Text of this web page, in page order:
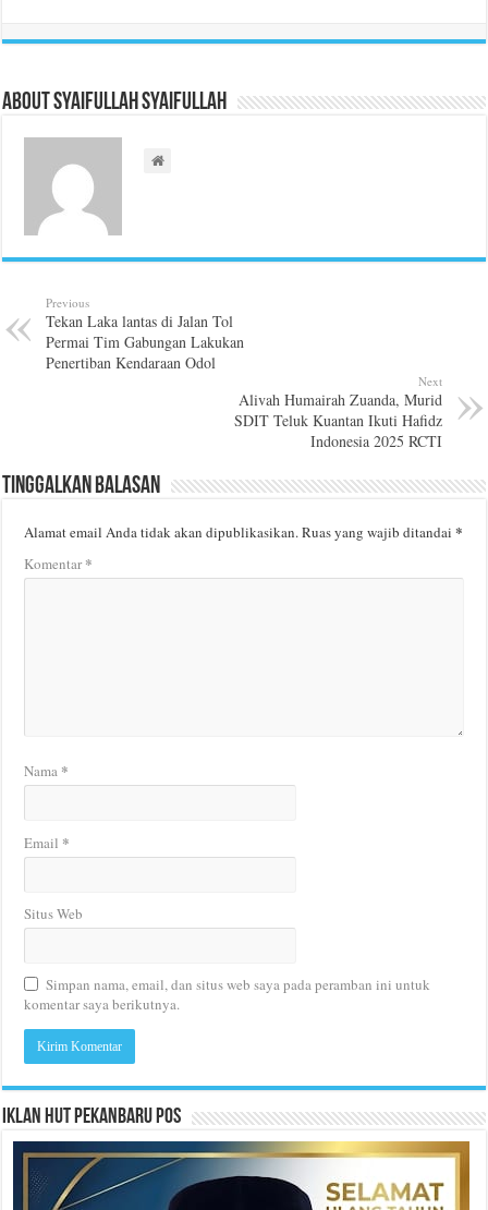
About Syaifullah Syaifullah
Previous
Tekan Laka lantas di Jalan Tol
Permai Tim Gabungan Lakukan
Penertiban Kendaraan Odol
Next
Alivah Humairah Zuanda, Murid
SDIT Teluk Kuantan Ikuti Hafidz
Indonesia 2025 RCTI
Tinggalkan Balasan
Alamat email Anda tidak akan dipublikasikan.Ruas yang wajib ditandai*
Komentar*
Nama *
Email *
Situs Web
Simpan nama, email, dan situs web saya pada peramban ini untuk
komentar saya berikutnya.
Iklan HUT Pekanbaru Pos